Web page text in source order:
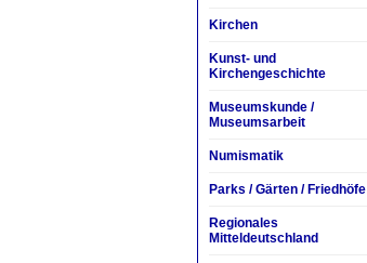
Kirchen
Kunst- und
Kirchengeschichte
Museumskunde /
Museumsarbeit
Numismatik
Parks / Gärten / Friedhöfe
Regionales
Mitteldeutschland